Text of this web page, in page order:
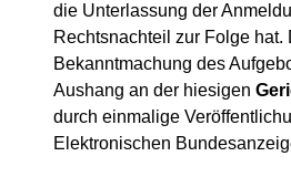
die Unterlassung der
Rechtsnachteil zur Folge hat.
Bekanntmachung des
Aushang an der hiesigen
durch einmalige
Elektronischen